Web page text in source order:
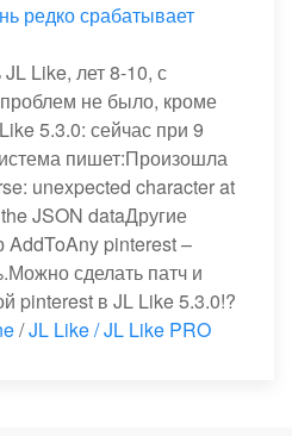
редко срабатывает
Like, лет 8-10, с
не было, кроме
5.3.0: сейчас при 9
пишет:Произошла
unexpected character at
JSON dataДругие
AddToAny pinterest –
сделать патч и
pinterest в JL Like 5.3.0!?
/JL Like / JL Like PRO